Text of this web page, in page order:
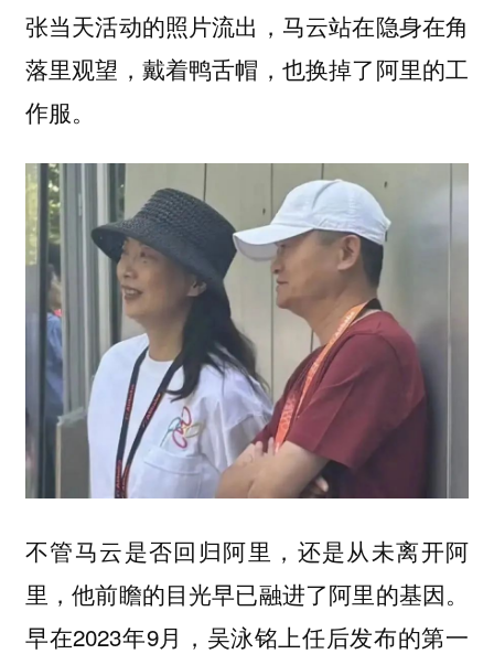
张当天活动的照片流出，马云站在隐身在角
落里观望，戴着鸭舌帽，也换掉了阿里的工
作服。
不管马云是否回归阿里，还是从未离开阿
里，他前瞻的目光早已融进了阿里的基因。
早在2023年9月，吴泳铭上任后发布的第一